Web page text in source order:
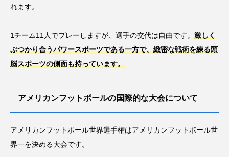
れます。
1チーム11人でプレーしますが、選手の交代は自由です。 激しく
ぶつかり合うパワースポーツである一方で、緻密な戦術を練る頭
脳スポーツの側面も持っています。
アメリカンフットボールの国際的な大会について
アメリカンフットボール世界選手権はアメリカンフットボール世
界一を決める大会です。